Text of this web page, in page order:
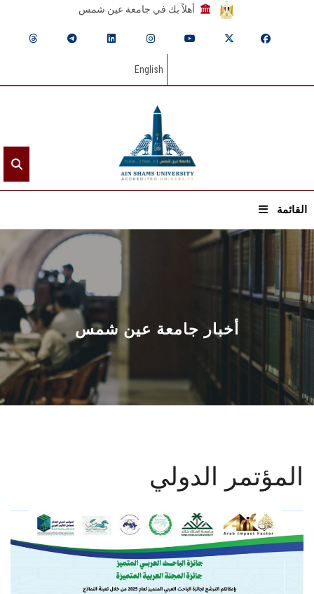
أهلاً بك في جامعة عين شمس
English
القائمة
الرئيسيـة
عن الجامعة
القطاعـات
الشئون الأكاديمية
البحث العلمي
الأنظمة الذكية
أخبار جامعة عين شمس
المؤتمر الدولي